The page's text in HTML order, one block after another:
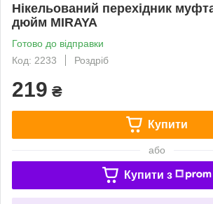
Нікельований перехідник
дюйм MIRAYA
Готово до відправки
Код: 2233
Роздріб
219 ₴
Купити
або
Купити з